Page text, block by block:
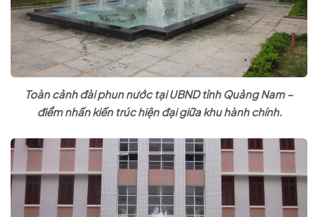
Toàn cảnh đài phun nước tại UBND tỉnh Quảng Nam –
điểm nhấn kiến trúc hiện đại giữa khu hành chính.